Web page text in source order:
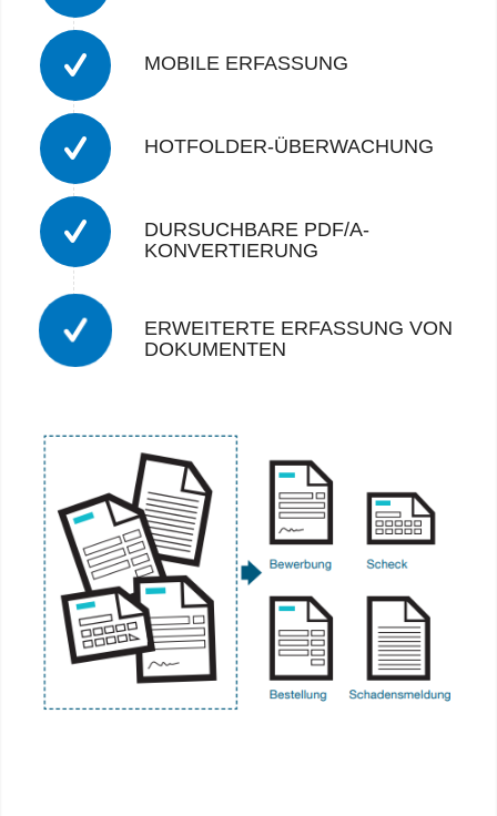
MOBILE ERFASSUNG
HOTFOLDER-ÜBERWACHUNG
DURSUCHBARE PDF/A-
KONVERTIERUNG
ERWEITERTE ERFASSUNG VON
DOKUMENTEN